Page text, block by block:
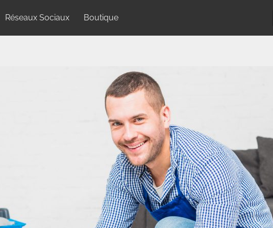
Réseaux Sociaux Boutique